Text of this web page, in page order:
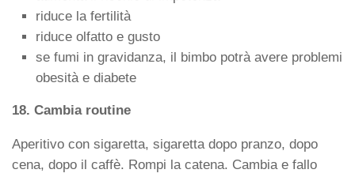
riduce la fertilità
riduce olfatto e gusto
se fumi in gravidanza, il bimbo potrà avere problemi
obesità e diabete
18. Cambia routine
Aperitivo con sigaretta, sigaretta dopo pranzo, dopo
cena, dopo il caffè. Rompi la catena. Cambia e fallo